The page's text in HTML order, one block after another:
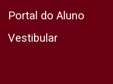
Portal do Aluno
Vestibular